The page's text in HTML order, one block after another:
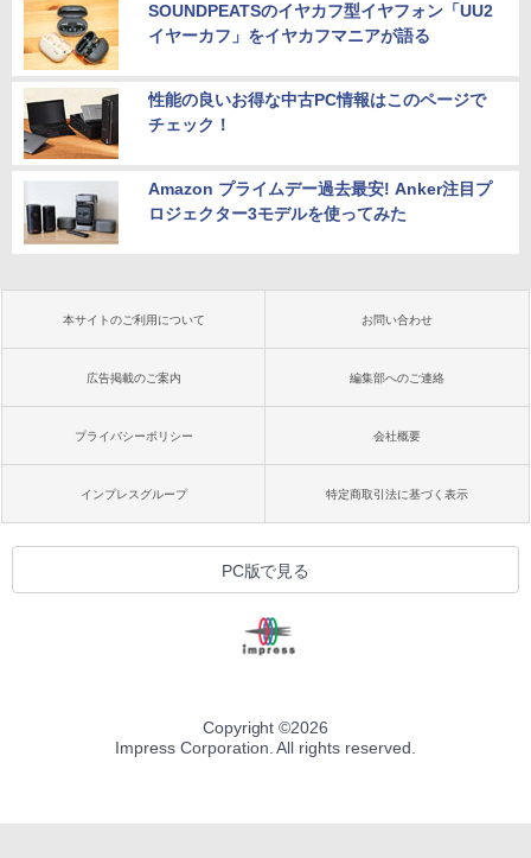
SOUNDPEATSのイヤカフ型イヤフォン「UU2
イヤーカフ」をイヤカフマニアが語る
性能の良いお得な中古PC情報はこのページで
チェック！
Amazon プライムデー過去最安! Anker注目プ
ロジェクター3モデルを使ってみた
本サイトのご利用について お問い合わせ
広告掲載のご案内 編集部へのご連絡
プライバシーポリシー 会社概要
インプレスグループ 特定商取引法に基づく表示
PC版で見る
Copyright ©2026
Impress Corporation. All rights reserved.